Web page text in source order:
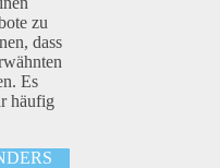
zu
dass
Es
häufig